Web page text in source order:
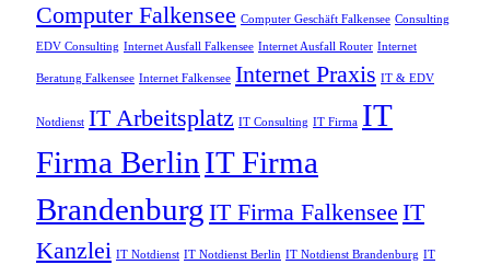
Computer Falkensee Computer Geschäft Falkensee Consulting
EDV Consulting Internet Ausfall Falkensee Internet Ausfall Router Internet
Beratung Falkensee Internet Falkensee Internet Praxis IT & EDV
Notdienst IT Arbeitsplatz IT Consulting IT Firma IT
Firma Berlin IT Firma
Brandenburg IT Firma Falkensee IT
Kanzlei IT Notdienst IT Notdienst Berlin IT Notdienst Brandenburg IT